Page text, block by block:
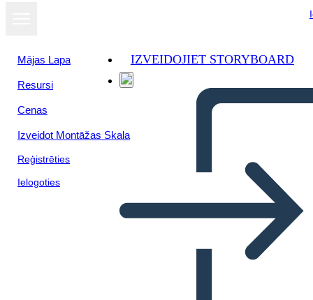
Mājas Lapa
Resursi
Cenas
Izveidot Montāžas Skala
Reģistrēties
Ielogoties
IZVEIDOJIET STORYBOARD